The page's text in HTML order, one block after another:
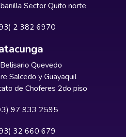
Sector Quito norte
2 382 6970
Quevedo
Salcedo y Guayaquil
de Choferes 2do piso
97 933 2595
32 660 679